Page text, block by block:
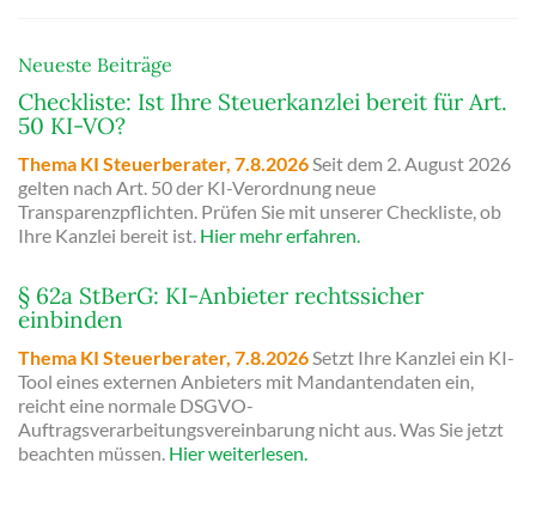
Neueste Beiträge
Checkliste: Ist Ihre Steuerkanzlei bereit für Art.
50 KI-VO?
Thema KI Steuerberater, 7.8.2026Seit dem 2. August 2026
gelten nach Art. 50 der KI-Verordnung neue
Transparenzpflichten. Prüfen Sie mit unserer Checkliste, ob
Ihre Kanzlei bereit ist. Hier mehr erfahren.
§ 62a StBerG: KI-Anbieter rechtssicher
einbinden
Thema KI Steuerberater, 7.8.2026Setzt Ihre Kanzlei ein KI-
Tool eines externen Anbieters mit Mandantendaten ein,
reicht eine normale DSGVO-
Auftragsverarbeitungsvereinbarung nicht aus. Was Sie jetzt
beachten müssen. Hier weiterlesen.